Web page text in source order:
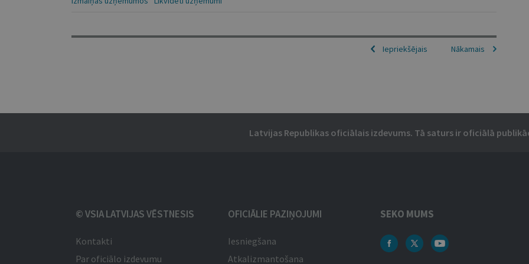
Nākamais
Iepriekšējais
Latvijas Republikas oficiālais izdevums. Tā saturs ir oficiālā
© VSIA LATVIJAS VĒSTNESIS
Kontakti
Par oficiālo izdevumu
OFICIĀLIE PAZIŅOJUMI
Iesniegšana
Atkalizmantošana
SEKO MUMS